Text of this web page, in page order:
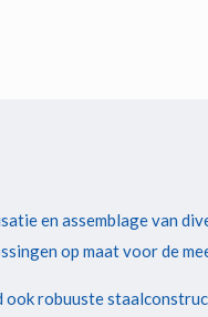
en assemblage van
op maat voor de
robuuste